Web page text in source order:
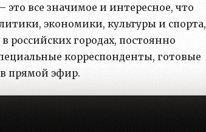
все значимое и интересное, что
экономики, культуры и спорта,
российских городах, постоянно
корреспонденты, готовые
прямой эфир.